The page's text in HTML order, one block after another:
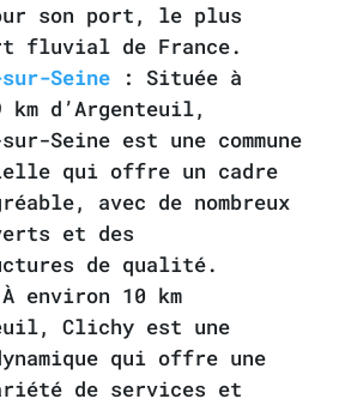
son port, le plus
fluvial de France.
Seine: Située à
km d’Argenteuil,
Seine est une commune
qui offre un cadre
avec de nombreux
et des
de qualité.
environ 10 km
Clichy est une
dynamique qui offre une
de services et